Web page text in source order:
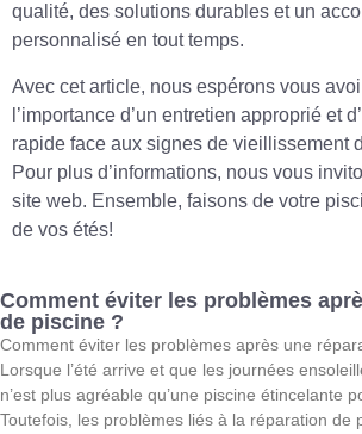
qualité, des solutions durables et un
personnalisé en tout temps.
Avec cet article, nous espérons vous
l’importance d’un entretien approprié et
rapide face aux signes de vieillissement
Pour plus d’informations, nous vous
site web. Ensemble, faisons de votre
de vos étés!
Comment éviter les problèmes
de piscine ?
Comment éviter les problèmes après une
Lorsque l’été arrive et que les journées
n’est plus agréable qu’une piscine étincelante
Toutefois, les problèmes liés à la réparation de